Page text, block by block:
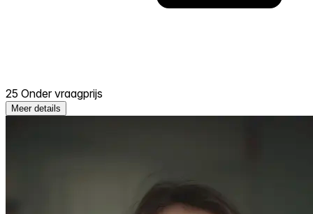
25 Onder vraagprijs
Meer details